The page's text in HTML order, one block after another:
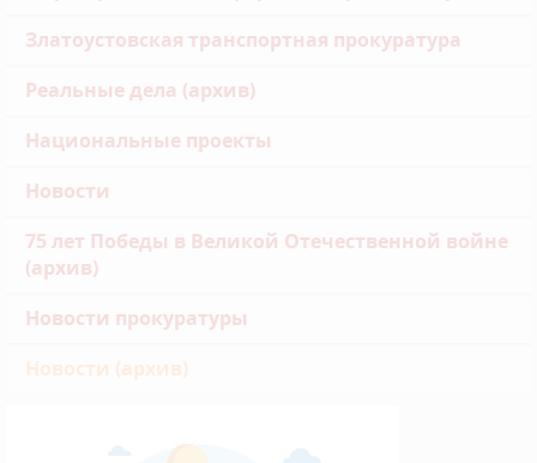
Златоустовская транспортная прокуратура
Реальные дела (архив)
Национальные проекты
Новости
75 лет Победы в Великой Отечественной войне
(архив)
Новости прокуратуры
Новости (архив)